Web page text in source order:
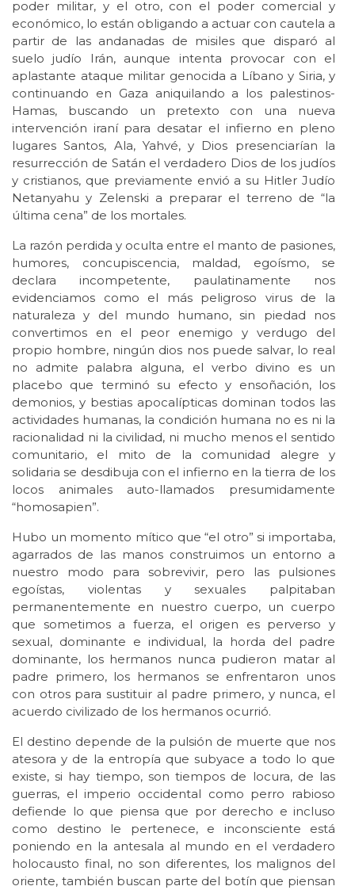
poder militar, y el otro, con el poder comercial y
económico, lo están obligando a actuar con cautela a
partir de las andanadas de misiles que disparó al
suelo judío Irán, aunque intenta provocar con el
aplastante ataque militar genocida a Líbano y Siria, y
continuando en Gaza aniquilando a los palestinos-
Hamas, buscando un pretexto con una nueva
intervención iraní para desatar el infierno en pleno
lugares Santos, Ala, Yahvé, y Dios presenciarían la
resurrección de Satán el verdadero Dios de los judíos
y cristianos, que previamente envió a su Hitler Judío
Netanyahu y Zelenski a preparar el terreno de “la
última cena” de los mortales.
La razón perdida y oculta entre el manto de pasiones,
humores, concupiscencia, maldad, egoísmo, se
declara incompetente, paulatinamente nos
evidenciamos como el más peligroso virus de la
naturaleza y del mundo humano, sin piedad nos
convertimos en el peor enemigo y verdugo del
propio hombre, ningún dios nos puede salvar, lo real
no admite palabra alguna, el verbo divino es un
placebo que terminó su efecto y ensoñación, los
demonios, y bestias apocalípticas dominan todos las
actividades humanas, la condición humana no es ni la
racionalidad ni la civilidad, ni mucho menos el sentido
comunitario, el mito de la comunidad alegre y
solidaria se desdibuja con el infierno en la tierra de los
locos animales auto-llamados presumidamente
“homosapien”.
Hubo un momento mítico que “el otro” si importaba,
agarrados de las manos construimos un entorno a
nuestro modo para sobrevivir, pero las pulsiones
egoístas, violentas y sexuales palpitaban
permanentemente en nuestro cuerpo, un cuerpo
que sometimos a fuerza, el origen es perverso y
sexual, dominante e individual, la horda del padre
dominante, los hermanos nunca pudieron matar al
padre primero, los hermanos se enfrentaron unos
con otros para sustituir al padre primero, y nunca, el
acuerdo civilizado de los hermanos ocurrió.
El destino depende de la pulsión de muerte que nos
atesora y de la entropía que subyace a todo lo que
existe, si hay tiempo, son tiempos de locura, de las
guerras, el imperio occidental como perro rabioso
defiende lo que piensa que por derecho e incluso
como destino le pertenece, e inconsciente está
poniendo en la antesala al mundo en el verdadero
holocausto final, no son diferentes, los malignos del
oriente, también buscan parte del botín que piensan